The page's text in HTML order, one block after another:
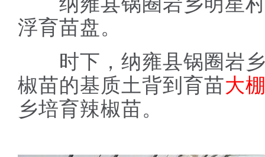
浮育苗盘。
时下，纳雍县锅圈岩乡
椒苗的基质土背到育苗大
乡培育辣椒苗。